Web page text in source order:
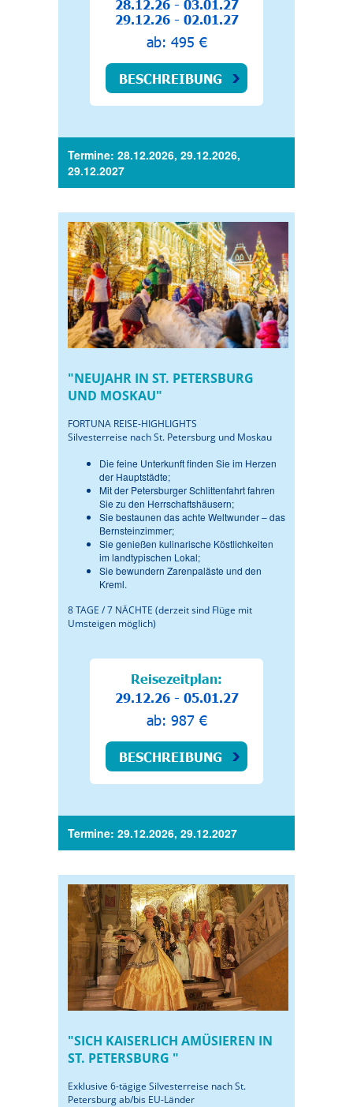
28.12.26 - 03.01.27
29.12.26 - 02.01.27
ab: 495 €
BESCHREIBUNG
Termine: 28.12.2026, 29.12.2026,
29.12.2027
"NEUJAHR IN ST. PETERSBURG
UND MOSKAU"
FORTUNA REISE-HIGHLIGHTS
Silvesterreise nach St. Petersburg und Moskau
Die feine Unterkunft finden Sie im Herzen
der Hauptstädte;
Mit der Petersburger Schlittenfahrt fahren
Sie zu den Herrschaftshäusern;
Sie bestaunen das achte Weltwunder – das
Bernsteinzimmer;
Sie genießen kulinarische Köstlichkeiten
im landtypischen Lokal;
Sie bewundern Zarenpaläste und den
Kreml.
8 TAGE / 7 NÄCHTE (derzeit sind Flüge mit
Umsteigen möglich)
Reisezeitplan:
29.12.26 - 05.01.27
ab: 987 €
BESCHREIBUNG
Termine: 29.12.2026, 29.12.2027
"SICH KAISERLICH AMÜSIEREN IN
ST. PETERSBURG "
Exklusive 6-tägige Silvesterreise nach St.
Petersburg ab/bis EU-Länder